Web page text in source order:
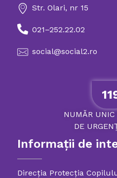
Str. Olari, nr 15
021–252.22.02
social@social2.ro
NUMĂRUNIC
DE
Informații de
Direcția Protecția